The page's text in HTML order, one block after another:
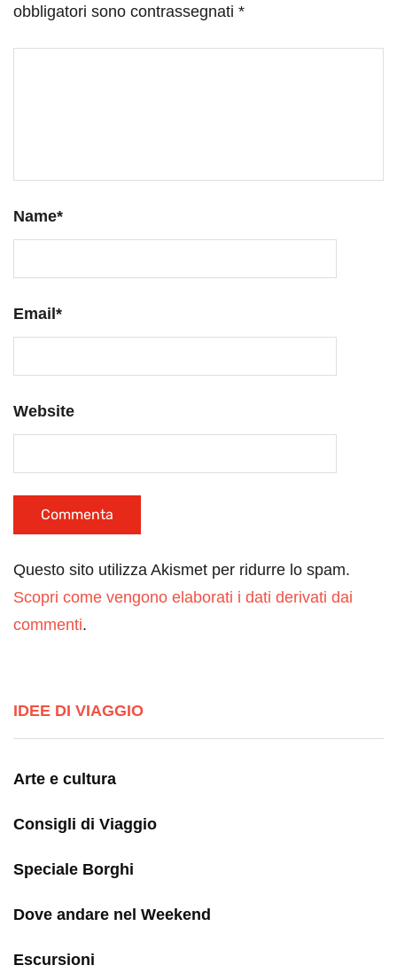
obbligatori sono contrassegnati *
Name*
Email*
Website
Questo sito utilizza Akismet per ridurre lo spam.
Scopri come vengono elaborati i dati derivati dai
commenti.
IDEE DI VIAGGIO
Arte e cultura
Consigli di Viaggio
Speciale Borghi
Dove andare nel Weekend
Escursioni